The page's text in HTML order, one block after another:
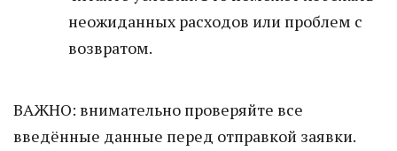
неожиданных расходов или проблем с
возвратом.
ВАЖНО: внимательно проверяйте все
введённые данные перед отправкой заявки.